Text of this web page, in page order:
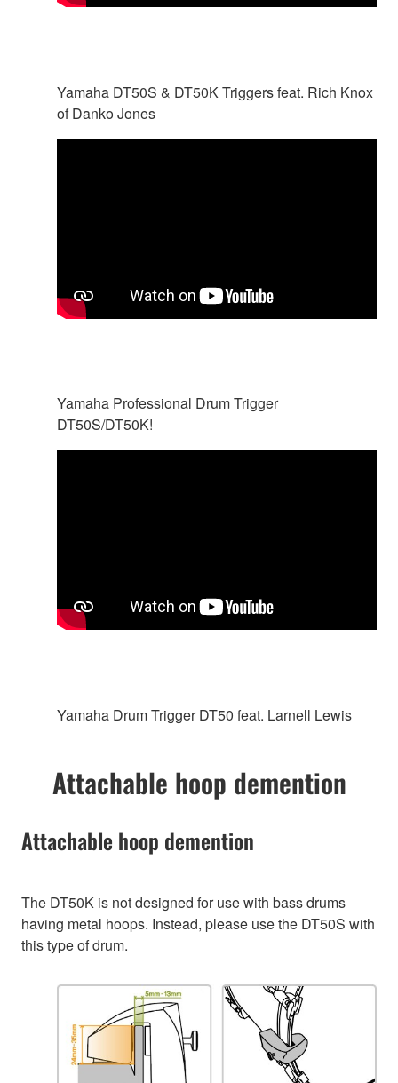
Yamaha DT50S & DT50K Triggers feat. Rich Knox
of Danko Jones
Yamaha Professional Drum Trigger
DT50S/DT50K!
Yamaha Drum Trigger DT50 feat. Larnell Lewis
Attachable hoop demention
Attachable hoop demention
The DT50K is not designed for use with bass drums
having metal hoops. Instead, please use the DT50S with
this type of drum.